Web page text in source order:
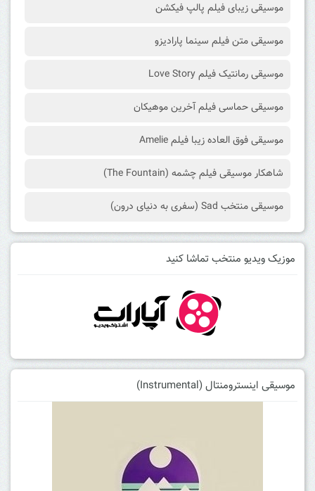
موسیقی زیبای فیلم پالپ فیکشن
موسیقی متن فیلم سینما پارادیزو
موسیقی رمانتیک فیلم Love Story
موسیقی حماسی فیلم آخرین موهیکان
موسیقی فوق العاده زیبا فیلم Amelie
شاهکار موسیقی فیلم چشمه (The Fountain)
موسیقی منتخب Sad (سفری به دنیای درون)
موزیک ویدیو منتخب تماشا کنید
موسیقی اینسترومنتال (Instrumental)